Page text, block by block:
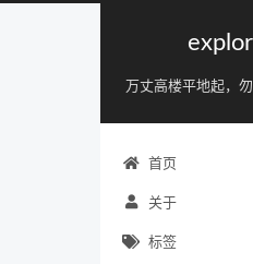
万丈高楼平地起，
首页
关于
标签